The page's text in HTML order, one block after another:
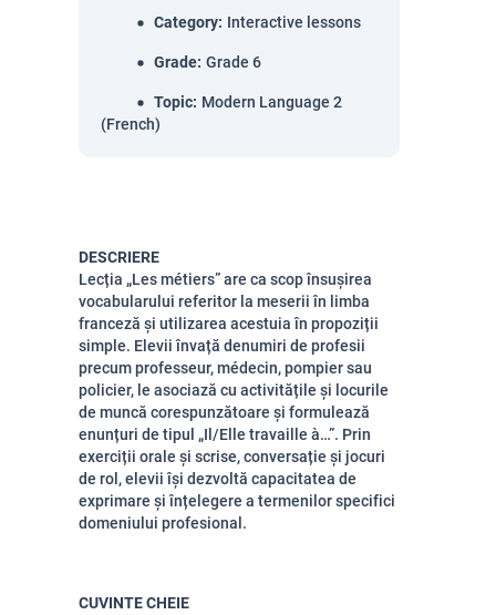
Category: Interactive lessons
Grade: Grade 6
Topic: Modern Language 2
(French)
DESCRIERE
Lecția „Les métiers” are ca scop însușirea
vocabularului referitor la meserii în limba
franceză și utilizarea acestuia în propoziții
simple. Elevii învață denumiri de profesii
precum professeur, médecin, pompier sau
policier, le asociază cu activitățile și locurile
de muncă corespunzătoare și formulează
enunțuri de tipul „Il/Elle travaille à…”. Prin
exerciții orale și scrise, conversație și jocuri
de rol, elevii își dezvoltă capacitatea de
exprimare și înțelegere a termenilor specifici
domeniului profesional.
CUVINTE CHEIE